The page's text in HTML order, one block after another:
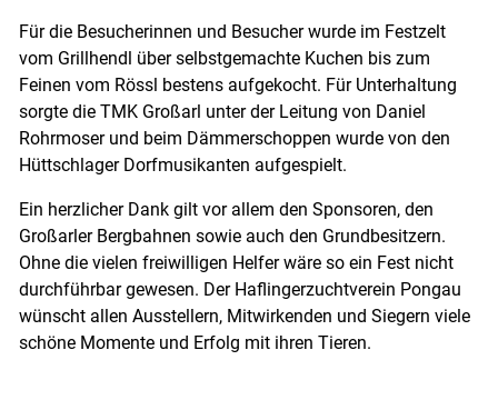
Für die Besucherinnen und Besucher wurde im Festzelt
vom Grillhendl über selbstgemachte Kuchen bis zum
Feinen vom Rössl bestens aufgekocht. Für Unterhaltung
sorgte die TMK Großarl unter der Leitung von Daniel
Rohrmoser und beim Dämmerschoppen wurde von den
Hüttschlager Dorfmusikanten aufgespielt.
Ein herzlicher Dank gilt vor allem den Sponsoren, den
Großarler Bergbahnen sowie auch den Grundbesitzern.
Ohne die vielen freiwilligen Helfer wäre so ein Fest nicht
durchführbar gewesen. Der Haflingerzuchtverein Pongau
wünscht allen Ausstellern, Mitwirkenden und Siegern viele
schöne Momente und Erfolg mit ihren Tieren.